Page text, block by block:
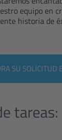
equipo en
historia de
SU SOLICITUD
tareas: